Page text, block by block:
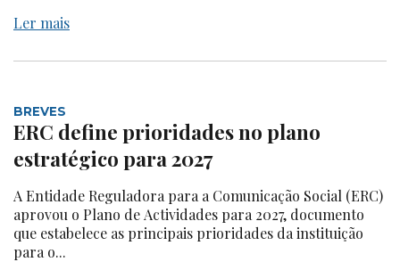
Ler mais
BREVES
ERC define prioridades no plano
estratégico para 2027
A Entidade Reguladora para a Comunicação Social (ERC)
aprovou o Plano de Actividades para 2027, documento
que estabelece as principais prioridades da instituição
para o...